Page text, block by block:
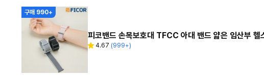
구매 990+
피코밴드 손목보호대 TFCC 아대 밴드 얇은 임산부 헬
별 4.67
리
(999+)